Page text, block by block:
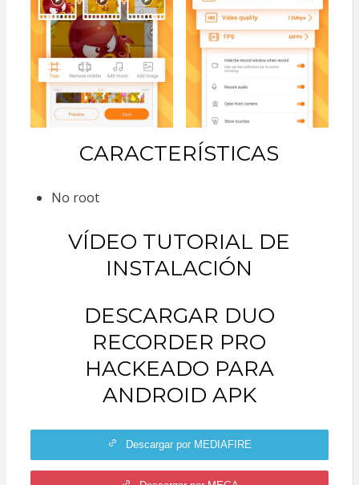
CARACTERÍSTICAS
No root
VÍDEO TUTORIAL DE
INSTALACIÓN
DESCARGAR DUO
RECORDER PRO
HACKEADO PARA
ANDROID APK
Descargar por MEDIAFIRE